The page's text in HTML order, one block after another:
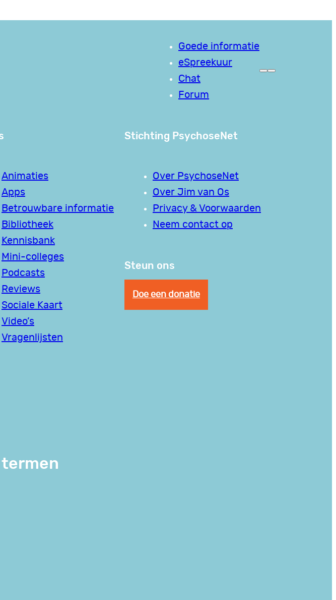
Goede informatie
eSpreekuur
Chat
Forum
Animaties
Apps
Betrouwbare informatie
Bibliotheek
Kennisbank
Mini-colleges
Podcasts
Reviews
Sociale Kaart
Video’s
Vragenlijsten
Stichting PsychoseNet
Over PsychoseNet
Over Jim van Os
Privacy & Voorwaarden
Neem contact op
Steun ons
Doe een donatie